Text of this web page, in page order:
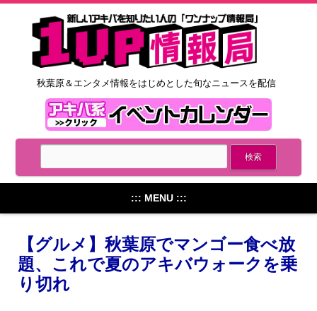
秋葉原＆エンタメ情報をはじめとした旬なニュースを配信
::: MENU :::
【グルメ】秋葉原でマンゴー食べ放
題、これで夏のアキバウォークを乗
り切れ